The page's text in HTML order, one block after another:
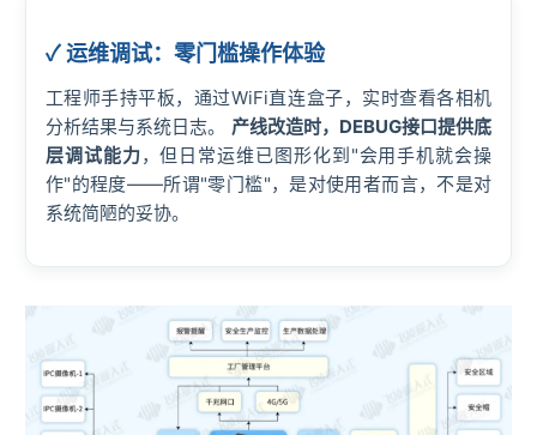
✓ 运维调试：零门槛操作体验
工程师手持平板，通过WiFi直连盒子，实时查看各相机
分析结果与系统日志。 产线改造时，DEBUG接口提供底
层调试能力，但日常运维已图形化到"会用手机就会操
作"的程度——所谓"零门槛"，是对使用者而言，不是对
系统简陋的妥协。